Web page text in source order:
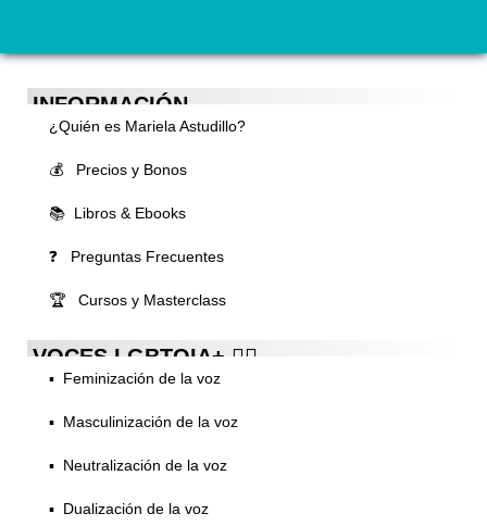
INFORMACIÓN
¿Quién es Mariela Astudillo?
💰 Precios y Bonos
📚 Libros & Ebooks
❓ Preguntas Frecuentes
🏆 Cursos y Masterclass
VOCES LGBTQIA+ 🏳️‍🌈
▪️ Feminización de la voz
▪️ Masculinización de la voz
▪️ Neutralización de la voz
▪️ Dualización de la voz